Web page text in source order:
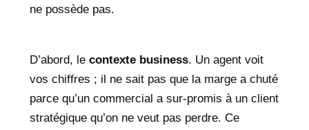
ne possède pas.
D’abord, le contexte business. Un agent voit
vos chiffres ; il ne sait pas que la marge a chuté
parce qu’un commercial a sur-promis à un client
stratégique qu’on ne veut pas perdre. Ce